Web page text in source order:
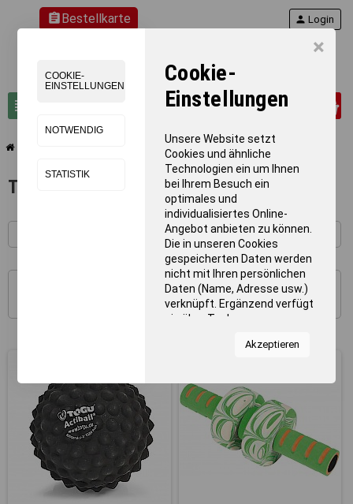
×
COOKIE-
EINSTELLUNGEN
NOTWENDIG
STATISTIK
Cookie-
Einstellungen
Unsere Website setzt
Cookies und ähnliche
Technologien ein um Ihnen
bei Ihrem Besuch ein
optimales und
individualisiertes Online-
Angebot anbieten zu können.
Die in unseren Cookies
gespeicherten Daten werden
nicht mit Ihren persönlichen
Daten (Name, Adresse usw.)
verknüpft. Ergänzend verfügt
sie über Tools von
Statistiken zur Nutzung
zum Anzeigen relevanter
Inhalte. Durch Klicken auf
"Alles erlauben" stimmen Sie
dem Einsatz von Cookies und
ähnlichen Technologien zu
den vorgenannten Zwecken
Akzeptieren
assignmentBestellkarte
view_headline search
person Login
Therapiegeräte & -bedarf chevron_right Therapie - Faszientrainer
Therapie - Faszientrainer